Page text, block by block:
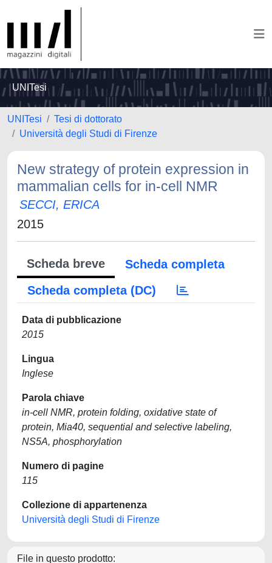
UNITesi
UNITesi
Tesi di dottorato
Università degli Studi di Firenze
New strategy of protein expression in
mammalian cells for in-cell NMR
SECCI, ERICA
2015
Scheda breve
Scheda completa
Scheda completa (DC)
Data di pubblicazione
2015
Lingua
Inglese
Parola chiave
in-cell NMR, protein folding, oxidative state of
protein, Mia40, sequential and selective labeling,
NS5A, phosphorylation
Numero di pagine
115
Collezione di appartenenza
Università degli Studi di Firenze
File in questo prodotto: